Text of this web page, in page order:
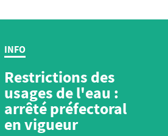
INFO
Restrictions des
usages de l'eau :
arrêté préfectoral
en vigueur